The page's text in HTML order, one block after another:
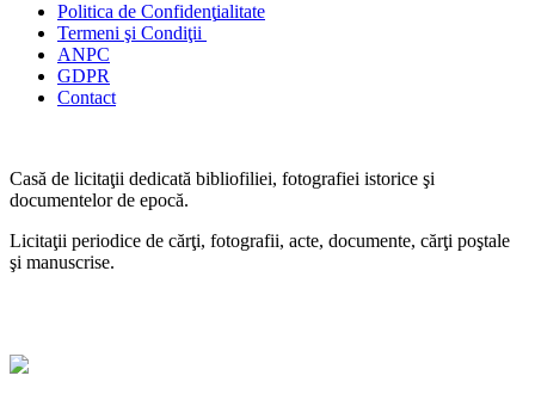
Politica de Confidenţialitate
Termeni şi Condiţii
ANPC
GDPR
Contact
Casă de licitaţii dedicată bibliofiliei, fotografiei istorice şi
documentelor de epocă.
Licitaţii periodice de cărţi, fotografii, acte, documente, cărţi poştale
şi manuscrise.